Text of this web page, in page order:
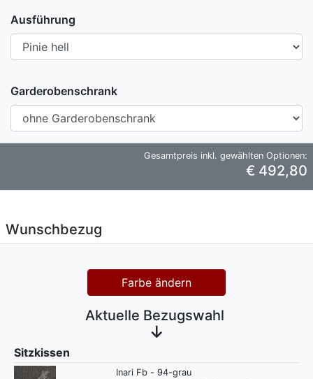
Ausführung
Garderobenschrank
Gesamtpreis inkl. gewählten Optionen:
€ 492,80
Wunschbezug
Farbe ändern
Aktuelle Bezugswahl
Sitzkissen
Inari Fb - 94-grau